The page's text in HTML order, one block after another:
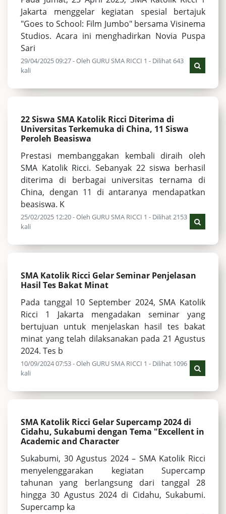
Jakarta menggelar kegiatan spesial bertajuk
"Goes to School: Film Jumbo" bersama Visinema
Studios. Acara ini menghadirkan Novia Puspa
Sari
29/04/2025 09:27 - Oleh GURU SMA RICCI 1 - Dilihat 643
kali
22 Siswa SMA Katolik Ricci Diterima di
Universitas Terkemuka di China, 11 Siswa
Peroleh Beasiswa
Prestasi membanggakan kembali diraih oleh
SMA Katolik Ricci. Sebanyak 22 siswa berhasil
diterima di berbagai universitas ternama di
China, dengan 11 di antaranya mendapatkan
beasiswa. K
25/02/2025 12:20 - Oleh GURU SMA RICCI 1 - Dilihat 2153
kali
SMA Katolik Ricci Gelar Seminar Penjelasan
Hasil Tes Bakat Minat
Pada tanggal 10 September 2024, SMA Katolik
Ricci 1 Jakarta mengadakan seminar yang
bertujuan untuk menjelaskan hasil tes bakat
minat yang telah dilaksanakan pada 21 Agustus
2024. Tes b
10/09/2024 07:53 - Oleh GURU SMA RICCI 1 - Dilihat 1096
kali
SMA Katolik Ricci Gelar Supercamp 2024 di
Cidahu, Sukabumi dengan Tema "Excellent in
Academic and Character
Sukabumi, 30 Agustus 2024 – SMA Katolik Ricci
menyelenggarakan kegiatan Supercamp
tahunan yang berlangsung dari tanggal 28
hingga 30 Agustus 2024 di Cidahu, Sukabumi.
Supercamp ka